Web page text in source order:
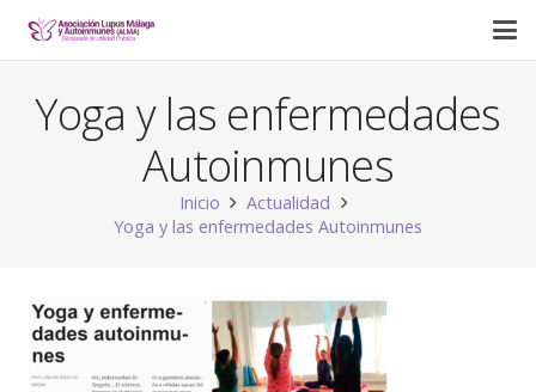
Yoga y las enfermedades
Autoinmunes
Inicio
Actualidad
Yoga y las enfermedades Autoinmunes